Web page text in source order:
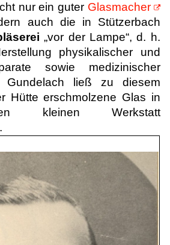
nur ein guter Glasmacher
auch die in Stützerbach
„vor der Lampe“, d. h.
physikalischer und
sowie medizinischer
Gundelach ließ zu diesem
Hütte erschmolzene Glas in
kleinen Werkstatt